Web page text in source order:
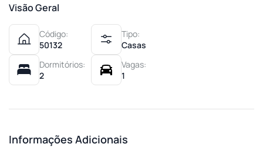
Visão Geral
Código:
50132
Tipo:
Casas
Dormitórios:
2
Vagas:
1
Informações Adicionais